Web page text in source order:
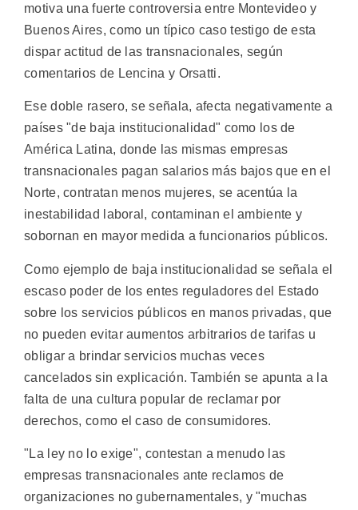
motiva una fuerte controversia entre Montevideo y
Buenos Aires, como un típico caso testigo de esta
dispar actitud de las transnacionales, según
comentarios de Lencina y Orsatti.
Ese doble rasero, se señala, afecta negativamente a
países "de baja institucionalidad" como los de
América Latina, donde las mismas empresas
transnacionales pagan salarios más bajos que en el
Norte, contratan menos mujeres, se acentúa la
inestabilidad laboral, contaminan el ambiente y
sobornan en mayor medida a funcionarios públicos.
Como ejemplo de baja institucionalidad se señala el
escaso poder de los entes reguladores del Estado
sobre los servicios públicos en manos privadas, que
no pueden evitar aumentos arbitrarios de tarifas u
obligar a brindar servicios muchas veces
cancelados sin explicación. También se apunta a la
falta de una cultura popular de reclamar por
derechos, como el caso de consumidores.
"La ley no lo exige", contestan a menudo las
empresas transnacionales ante reclamos de
organizaciones no gubernamentales, y "muchas